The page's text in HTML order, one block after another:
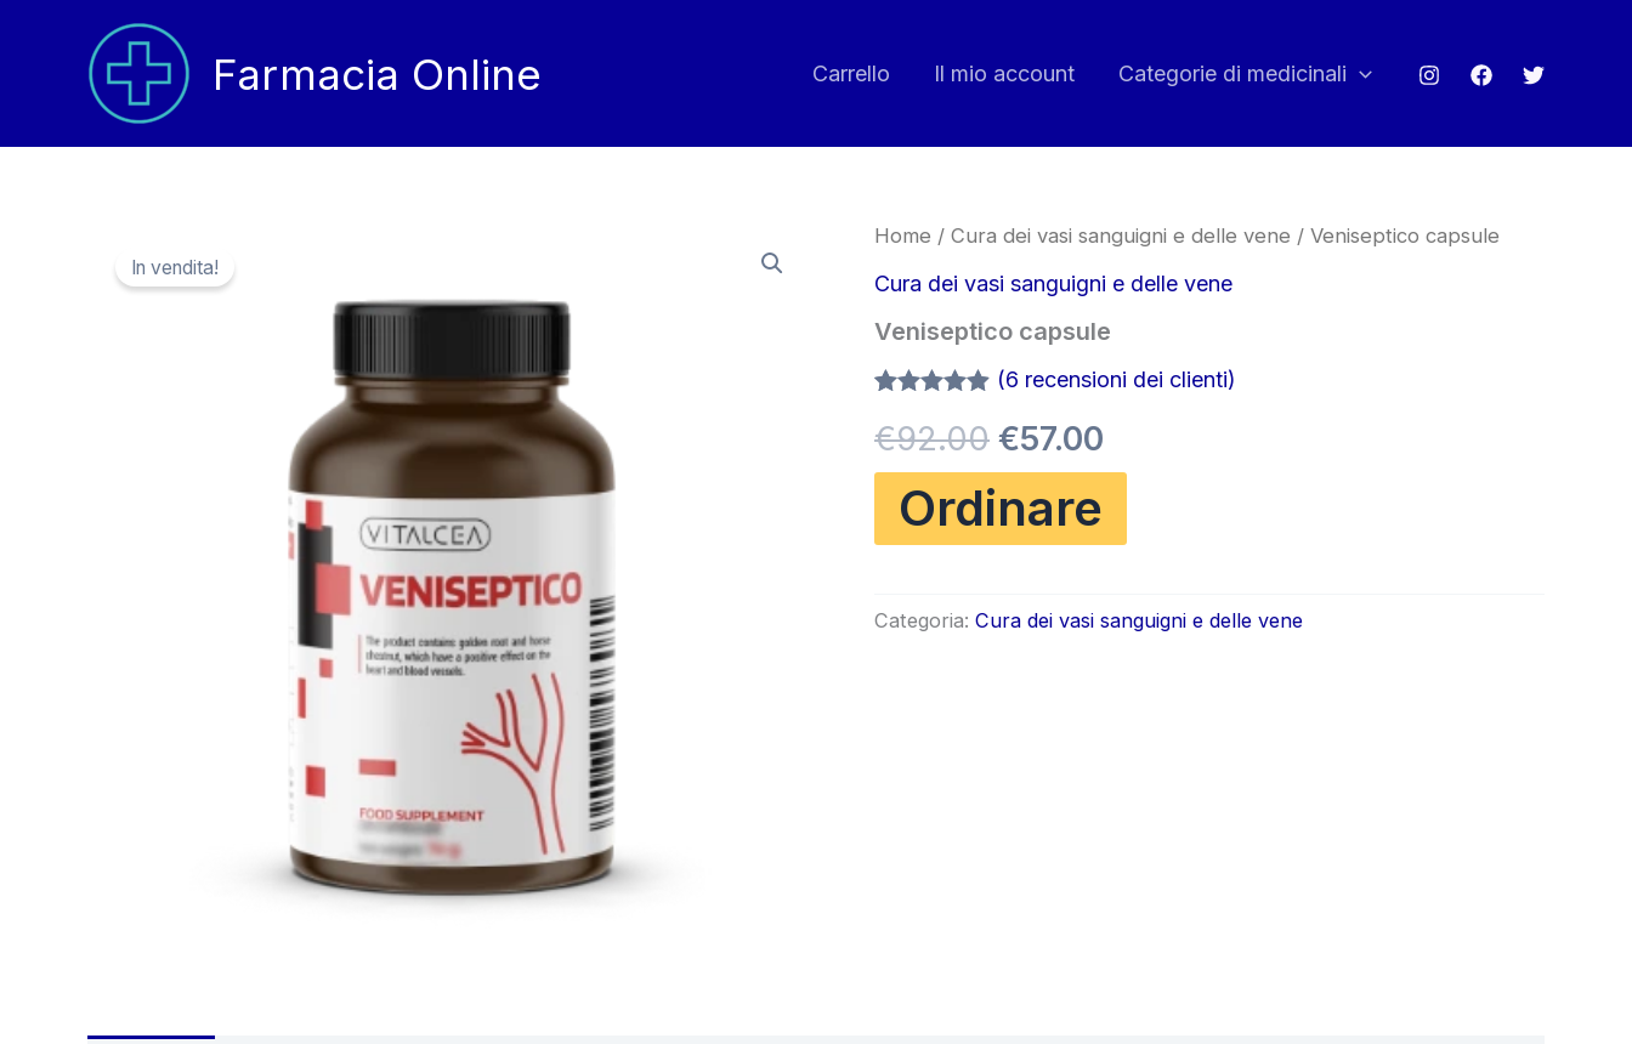
contenuto
Farmacia Online Carrello Il mio account Categorie di medicinali
In vendita!
Home / Cura dei vasi sanguigni e delle vene / Veniseptico capsule
Cura dei vasi sanguigni e delle vene
Veniseptico capsule
4.83su 5
su base
di
recensioni
(6 recensioni dei clienti)
€92.00 Il
prezzo
originale
€57.00
attuale
Ordinare
Categoria: Cura dei vasi sanguigni e delle vene